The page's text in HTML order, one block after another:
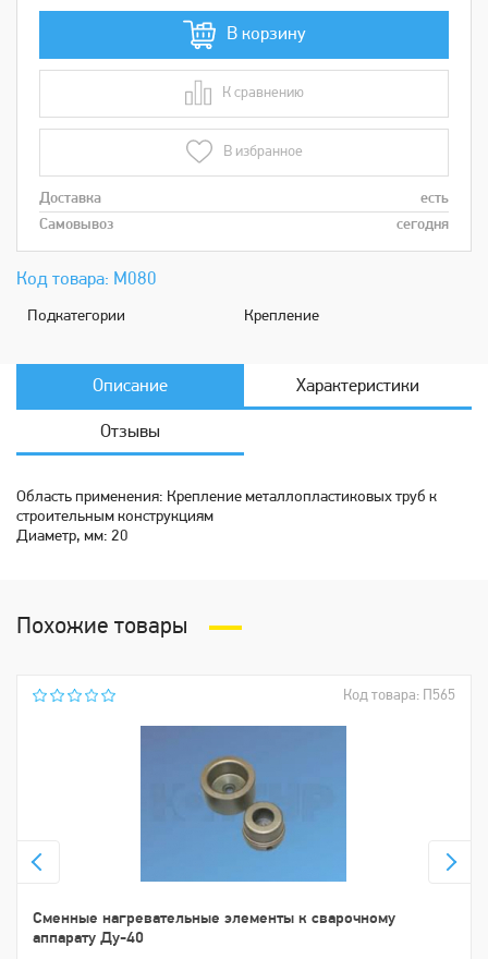
Код товара: М080
Подкатeгории Крепление
В корзину
К сравнению
В сравнении
В избранное
Доставка
есть
Самовывоз
сегодня
Описание Характеристики
Отзывы
Область применения: Крепление металлопластиковых труб к
строительным конструкциям
Диаметр, мм: 20
Похожие товары
Код товара: П565
Сменные нагревательные элементы к сварочному
аппарату Ду-40